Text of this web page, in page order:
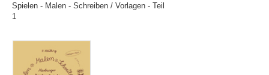
Spielen - Malen - Schreiben / Vorlagen - Teil
1